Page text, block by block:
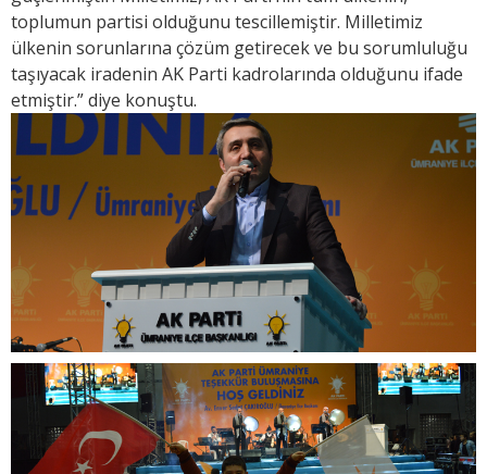
toplumun partisi olduğunu tescillemiştir. Milletimiz
ülkenin sorunlarına çözüm getirecek ve bu sorumluluğu
taşıyacak iradenin AK Parti kadrolarında olduğunu ifade
etmiştir.” diye konuştu.